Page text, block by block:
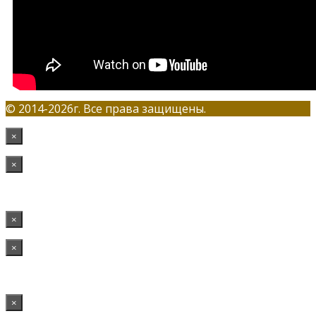
© 2014-2026г. Все права защищены.
×
×
×
×
×